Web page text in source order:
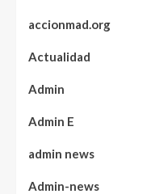
accionmad.org
Actualidad
Admin
Admin E
admin news
Admin-news